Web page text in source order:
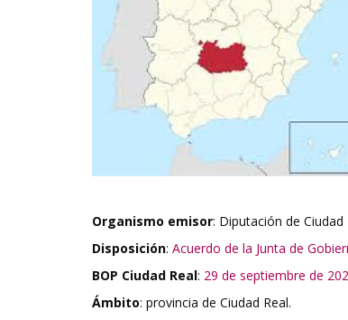
Organismo emisor: Diputación de Ciudad
Disposición: Acuerdo de la Junta de
BOP Ciudad Real: 29 de septiembre de
Ámbito: provincia de Ciudad Real.